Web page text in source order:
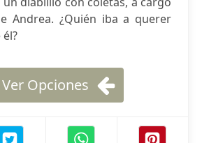
Andrea. ¿Quién iba a querer
Ver Opciones